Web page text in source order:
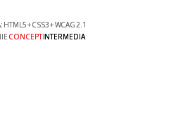
HTML5+CSS3+WCAG 2.1
CONCEPTINTERMEDIA